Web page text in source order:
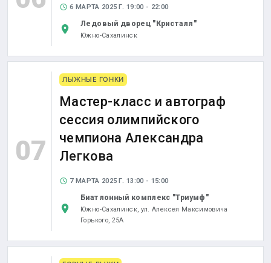
6 МАРТА 2025 Г. 19:00 - 22:00
Ледовый дворец "Кристалл"
Южно-Сахалинск
07
ЛЫЖНЫЕ ГОНКИ
Мастер-класс и автограф
сессия олимпийского
чемпиона Александра
Легкова
7 МАРТА 2025 Г. 13:00 - 15:00
Биатлонный комплекс "Триумф"
Южно-Сахалинск, ул. Алексея Максимовича
Горького, 25А